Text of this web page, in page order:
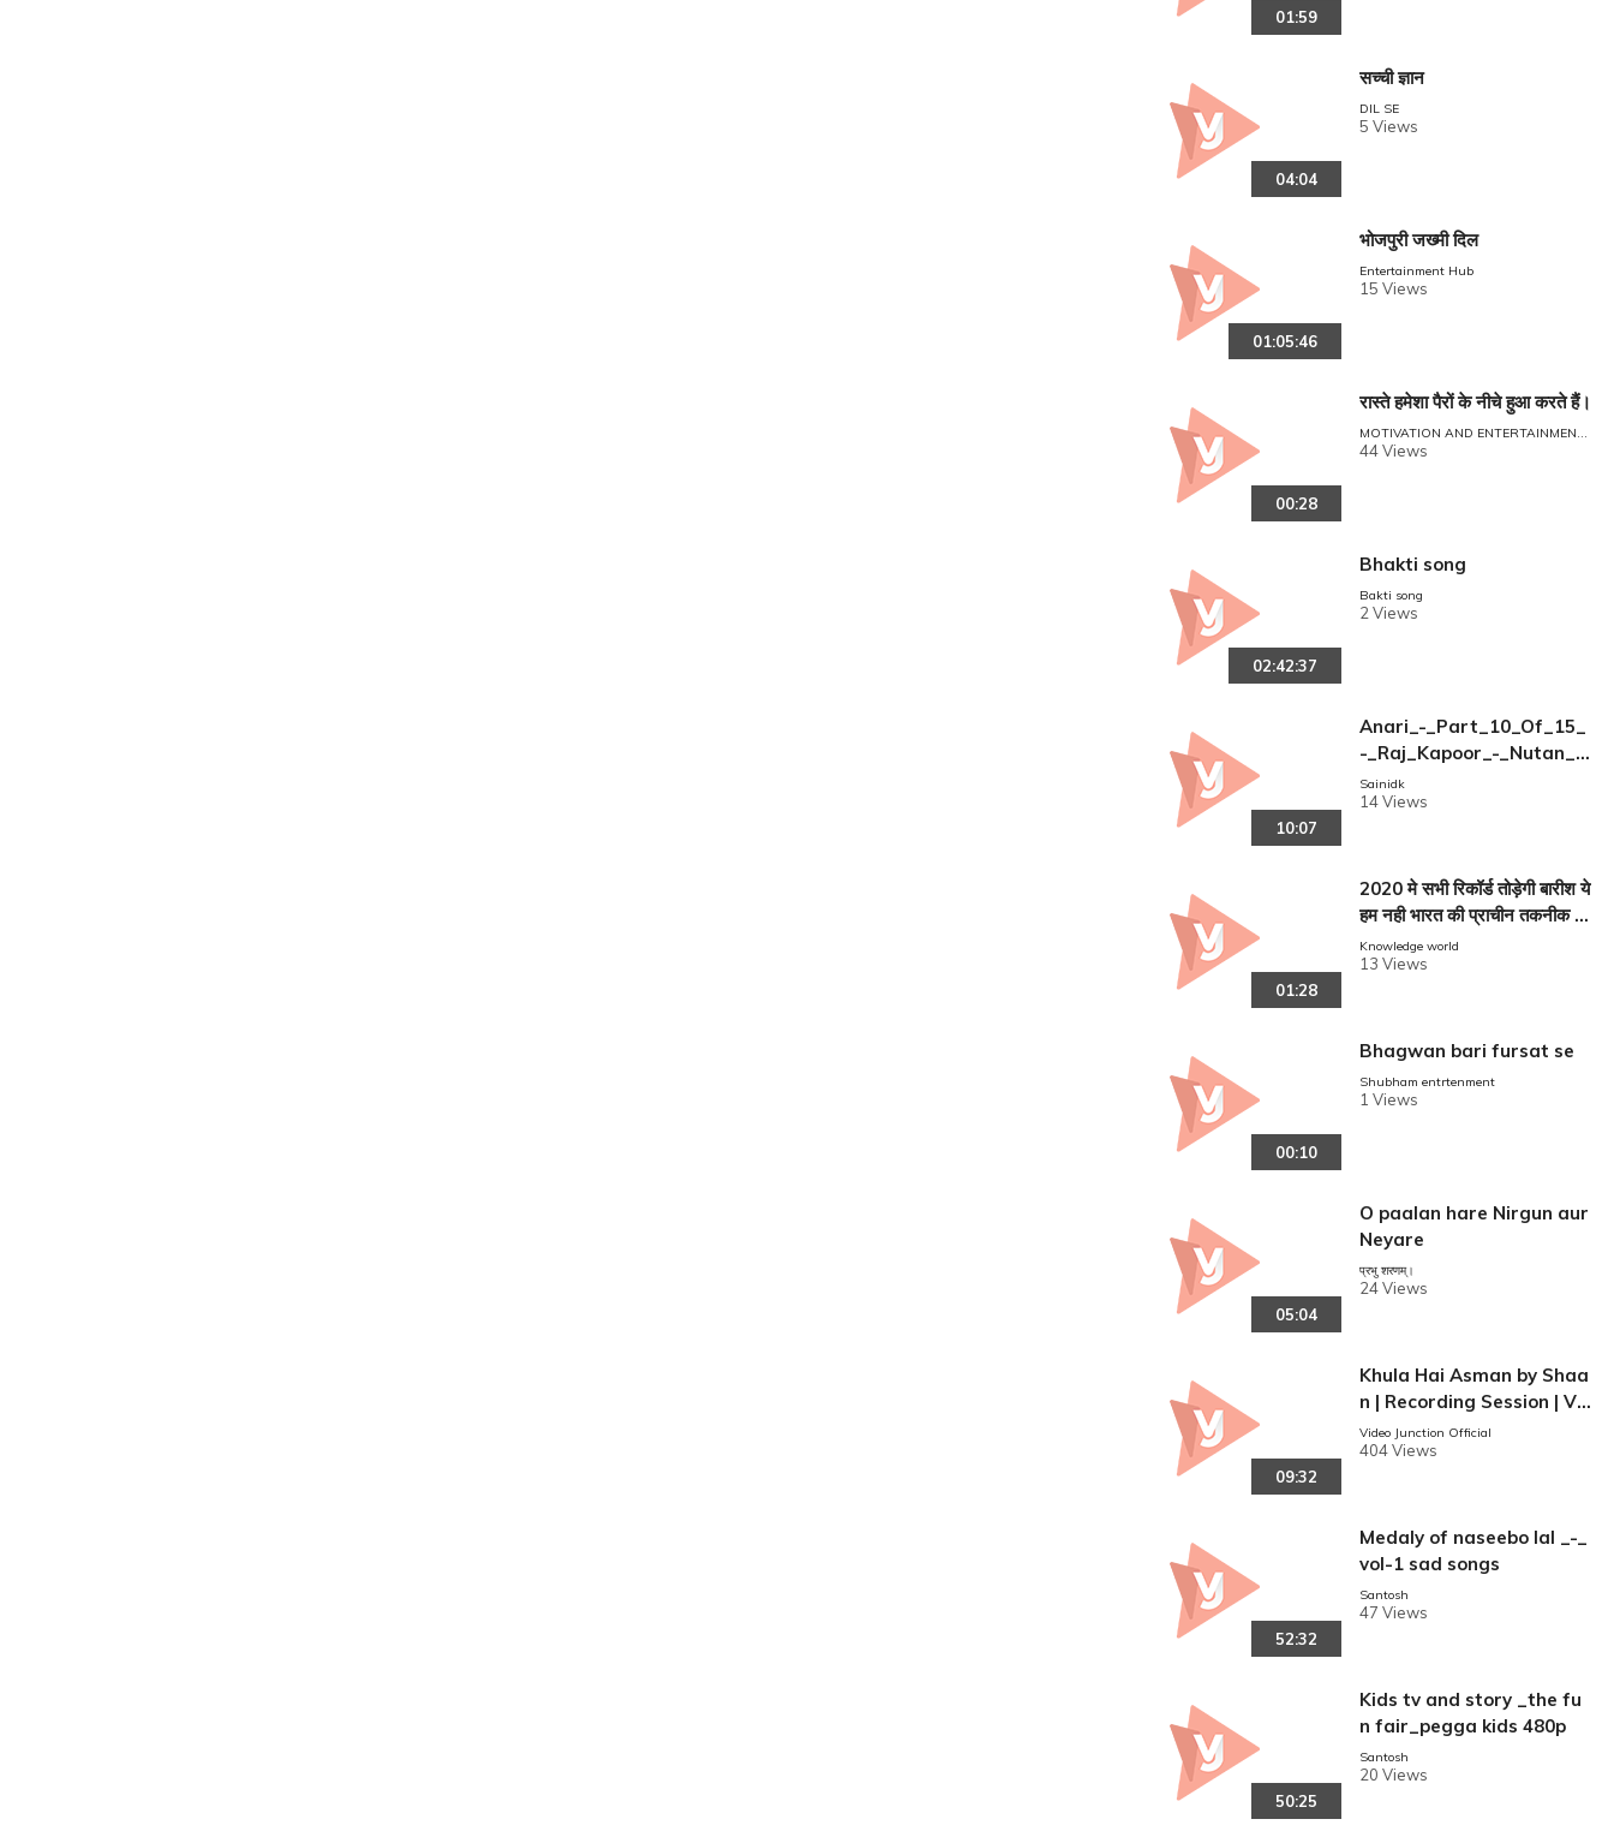
01:59
04:04
सच्ची ज्ञान
DIL SE
5 Views
01:05:46
भोजपुरी जख्मी दिल
Entertainment Hub
15 Views
00:28
रास्ते हमेशा पैरों के नीचे हुआ करते हैं।
MOTIVATION AND ENTERTAINMENT
POINT
44 Views
02:42:37
Bhakti song
Bakti song
2 Views
10:07
Anari_-_Part_10_Of_15_
-_Raj_Kapoor_-_Nutan_-
_Hit_Romantic_Movies
Sainidk
14 Views
01:28
2020 मे सभी रिकॉर्ड तोड़ेगी बारीश ये
हम नही भारत की प्राचीन तकनीक ब
ता रही है
Knowledge world
13 Views
00:10
Bhagwan bari fursat se
Shubham entrtenment
1 Views
05:04
O paalan hare Nirgun aur
Neyare
प्रभु शरणम्।
24 Views
09:32
Khula Hai Asman by Shaa
n | Recording Session | VJ
Anthem !
Video Junction Official
404 Views
52:32
Medaly of naseebo lal _-_
vol-1 sad songs
Santosh
47 Views
50:25
Kids tv and story _the fu
n fair_pegga kids 480p
Santosh
20 Views